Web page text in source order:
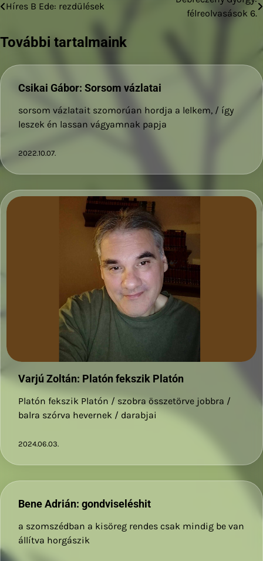
Híres B Ede: rezdülések
félreolvasások 6.
További tartalmaink
Csikai Gábor: Sorsom vázlatai
sorsom vázlatait szomorúan hordja a lelkem, / így
leszek én lassan vágyamnak papja
2022.10.07.
Varjú Zoltán: Platón fekszik Platón
Platón fekszik Platón / szobra összetörve jobbra /
balra szórva hevernek / darabjai
2024.06.03.
Bene Adrián: gondviseléshit
a szomszédban a kisöreg rendes csak mindig be van
állítva horgászik